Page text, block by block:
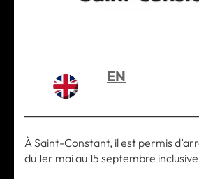
EN
À Saint-Constant, il est permis
du 1er mai au 15 septembre